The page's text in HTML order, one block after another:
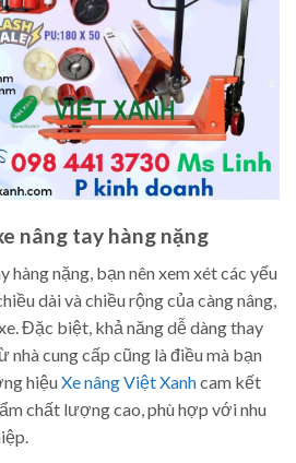
nâng tay hàng nặng
hàng nặng, bạn nên xem xét các yếu
dài và chiều rộng của càng nâng,
Đặc biệt, khả năng dễ dàng thay
nhà cung cấp cũng là điều mà bạn
hiệuXe nâng Việt Xanhcam kết
chất lượng cao, phù hợp với nhu